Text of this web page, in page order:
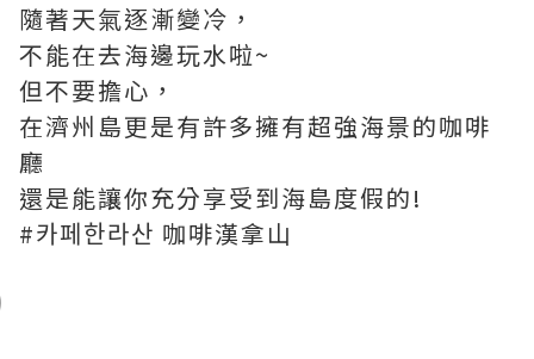
隨著天氣逐漸變冷，
不能在去海邊玩水啦~
但不要擔心，
在濟州島更是有許多擁有超強海景的咖啡
廳
還是能讓你充分享受到海島度假的!
#카페한라산 咖啡漢拿山